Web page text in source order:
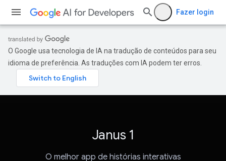
Fazer login
O Google usa tecnologia de IA na tradução de conteúdos para seu
idioma de preferência. As traduções com IA podem ter erros.
Janus 1
O melhor app de histórias interativas